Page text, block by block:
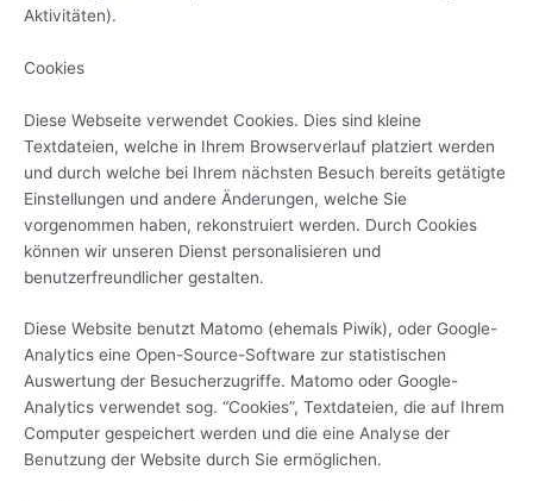
Aktivitäten).
Cookies
Diese Webseite verwendet Cookies. Dies sind kleine
Textdateien, welche in Ihrem Browserverlauf platziert werden
und durch welche bei Ihrem nächsten Besuch bereits getätigte
Einstellungen und andere Änderungen, welche Sie
vorgenommen haben, rekonstruiert werden. Durch Cookies
können wir unseren Dienst personalisieren und
benutzerfreundlicher gestalten.
Diese Website benutzt Matomo (ehemals Piwik), oder Google-
Analytics eine Open-Source-Software zur statistischen
Auswertung der Besucherzugriffe. Matomo oder Google-
Analytics verwendet sog. “Cookies”, Textdateien, die auf Ihrem
Computer gespeichert werden und die eine Analyse der
Benutzung der Website durch Sie ermöglichen.